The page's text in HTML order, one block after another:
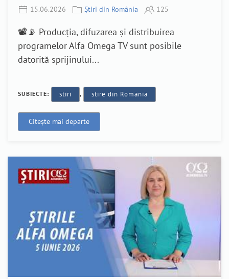
15.06.2026 Știri din România 125
📽️📡 Producția, difuzarea și distribuirea
programelor Alfa Omega TV sunt posibile
datorită sprijinului...
SUBIECTE: stiri , stire din Romania
Citește mai departe